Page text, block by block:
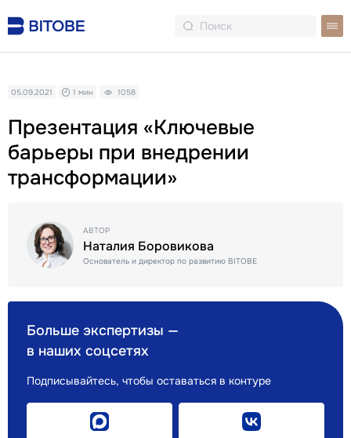
Презентация «Ключевые
барьеры при внедрении
трансформации»
05.09.2021 1 мин 1058
Больше экспертизы —
в наших соцсетях
Подписывайтесь, чтобы оставаться в контуре
АВТОР
Наталия Боровикова
Основатель и директор по развитию BITOBE